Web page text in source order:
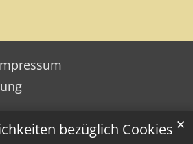
bezüglich Cookies ✕